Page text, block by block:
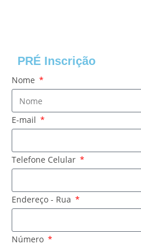
PRÉ Inscrição
Nome
E-mail
Telefone Celular
Endereço - Rua
Número